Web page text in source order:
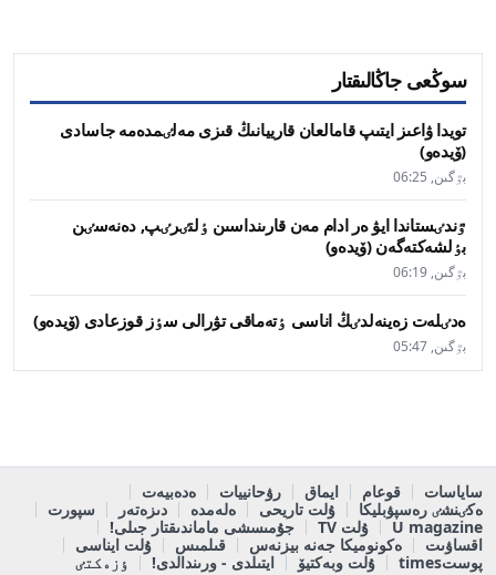
سوڭعى جاڭالىقتار
تويدا ۋاعىز ايتىپ قامالعان قارييانىڭ قىزى مەلٸمدەمە جاسادى
(ۆيدەو)
بٷگىن, 06:25
ٷندٸستاندا ايۋ ەر ادام مەن قارىنداسىن ٶلتٸرٸپ, دەنەسٸن
بٶلشەكتەگەن (ۆيدەو)
بٷگىن, 06:19
ەدٸلەت زەينەلدٸڭ اناسى ٶتەماقى تۋرالى سٶز قوزعادى (ۆيدەو)
بٷگىن, 05:47
ساياسات قوعام ايماق رۋحانييات
ەدەبيەت
ەكٸنشٸ رەسپۋبليكا
ۇلت تاريحى ەلەمدە دىزەتەر
سپورت
U magazine
ۇلت TV
جۇمىسشى ماماندىقتار جىلى!
اقساۋىت
ەكونوميكا جەنە بيزنەس قىلمىس
ۇلت ايناسى
پوستtimes
ۇلت وبەكتيۆ ايتىلدى - ورىندالدى! ٶزەكتٸ